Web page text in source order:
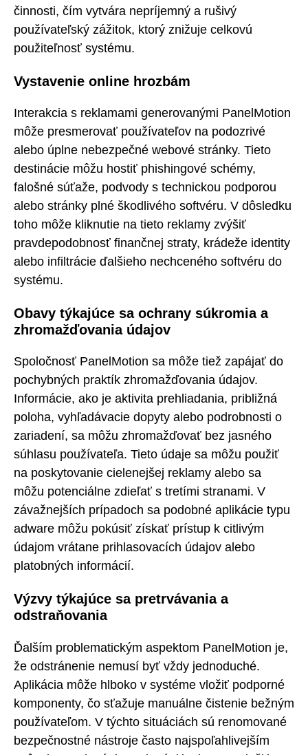
činnosti, čím vytvára nepríjemný a rušivý
používateľský zážitok, ktorý znižuje celkovú
použiteľnosť systému.
Vystavenie online hrozbám
Interakcia s reklamami generovanými PanelMotion
môže presmerovať používateľov na podozrivé
alebo úplne nebezpečné webové stránky. Tieto
destinácie môžu hostiť phishingové schémy,
falošné súťaže, podvody s technickou podporou
alebo stránky plné škodlivého softvéru. V dôsledku
toho môže kliknutie na tieto reklamy zvýšiť
pravdepodobnosť finančnej straty, krádeže identity
alebo infiltrácie ďalšieho nechceného softvéru do
systému.
Obavy týkajúce sa ochrany súkromia a
zhromažďovania údajov
Spoločnosť PanelMotion sa môže tiež zapájať do
pochybných praktík zhromažďovania údajov.
Informácie, ako je aktivita prehliadania, približná
poloha, vyhľadávacie dopyty alebo podrobnosti o
zariadení, sa môžu zhromažďovať bez jasného
súhlasu používateľa. Tieto údaje sa môžu použiť
na poskytovanie cielenejšej reklamy alebo sa
môžu potenciálne zdieľať s tretími stranami. V
závažnejších prípadoch sa podobné aplikácie typu
adware môžu pokúsiť získať prístup k citlivým
údajom vrátane prihlasovacích údajov alebo
platobných informácií.
Výzvy týkajúce sa pretrvávania a
odstraňovania
Ďalším problematickým aspektom PanelMotion je,
že odstránenie nemusí byť vždy jednoduché.
Aplikácia môže hlboko v systéme vložiť podporné
komponenty, čo sťažuje manuálne čistenie bežným
používateľom. V týchto situáciách sú renomované
bezpečnostné nástroje často najspoľahlivejším